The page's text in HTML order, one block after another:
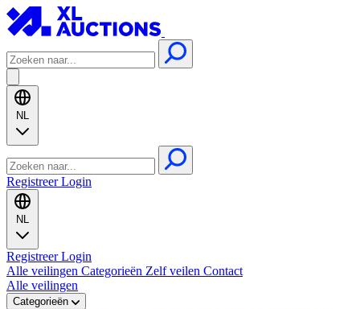
NL
RegistreerLogin
NL
RegistreerLogin
Alle veilingen Categorieën Zelf veilen Contact
Alle veilingen
Categorieën